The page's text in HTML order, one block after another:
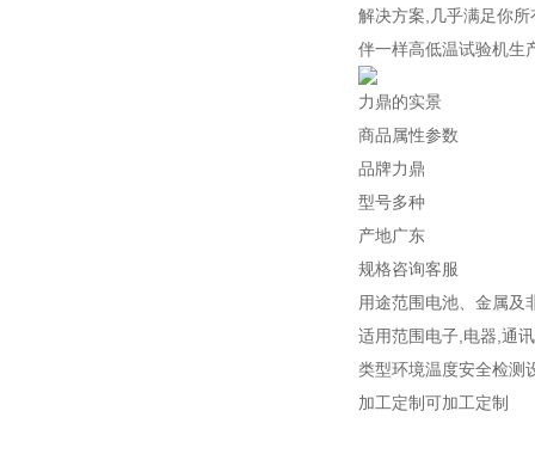
解决方案,几乎满足你
伴一样高低温试验机生
力鼎的实景
商品属性参数
品牌力鼎
型号多种
产地广东
规格咨询客服
用途范围电池、金属及
适用范围电子,电器,通
类型环境温度安全检测
加工定制可加工定制